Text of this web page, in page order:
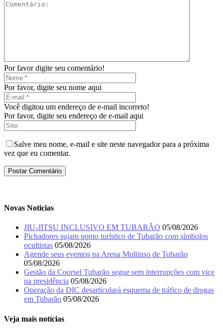
Por favor digite seu comentário!
Por favor, digite seu nome aqui
Você digitou um endereço de e-mail incorreto!
Por favor, digite seu endereço de e-mail aqui
Salve meu nome, e-mail e site neste navegador para a próxima
vez que eu comentar.
Novas Noticias
JIU-JITSU INCLUSIVO EM TUBARÃO 05/08/2026
Pichadores sujam ponto turístico de Tubarão com símbolos
ocultistas 05/08/2026
Agende seus eventos na Arena Multiuso de Tubarão
05/08/2026
Gestão da Coorsel Tubarão segue sem interrupções com vice
na presidência 05/08/2026
Operação da DIC desarticulará esquema de tráfico de drogas
em Tubarão 05/08/2026
Veja mais notícias